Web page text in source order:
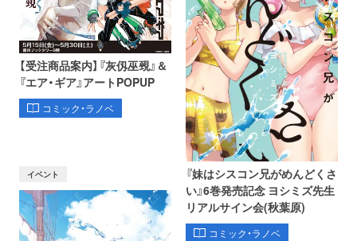
【受注商品案内】『灰仭巫覡』＆
『エア・ギア』アートPOPUP
コミック・ラノベ
『妹はシスコン兄がめんどくさ
い』6巻発売記念 ヨシミズ先生
リアルサイン会(秋葉原)
コミック・ラノベ
イベント